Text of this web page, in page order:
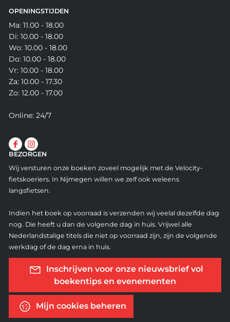
OPENINGSTIJDEN
Ma: 11.00 - 18.00
Di: 10.00 - 18.00
Wo: 10.00 - 18.00
Do: 10.00 - 18.00
Vr: 10.00 - 18.00
Za: 10.00 - 17.30
Zo: 12.00 - 17.00
Online: 24/7
BEZORGEN
Wij versturen onze boeken zoveel mogelijk met de Velocity-
fietskoeriers. In Nijmegen willen we zelf ook weleens
langsfietsen.
Indien het boek op voorraad is verzenden wij veelal dezelfde dag
nog. Die heeft u dan de volgende dag in huis. Vrijwel alle
Nederlandstalige titels die niet op voorraad zijn, zijn de volgende
werkdag of de dag erna in huis.
Inschrijven voor onze nieuwsbrief vol
boekentips en evenementen
Mijn cookies beheren